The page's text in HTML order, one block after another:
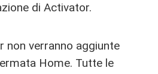
di Activator.
non verranno aggiunte
Home. Tutte le